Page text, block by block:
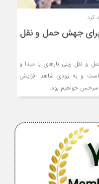
کرد
جهش حمل و نقل
و نقل ریلی بارهای با مبدا و
است و به زودی شاهد افزایش
سرخس خواهیم بود.